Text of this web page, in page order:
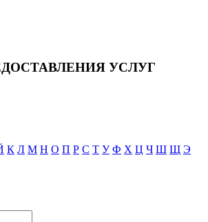
УСЛУГ
К Л М Н О П Р С Т У Ф Х Ц Ч Ш Щ Э